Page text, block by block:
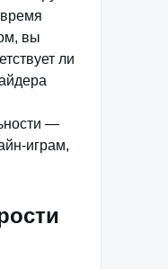
вы
ли
—
играм,